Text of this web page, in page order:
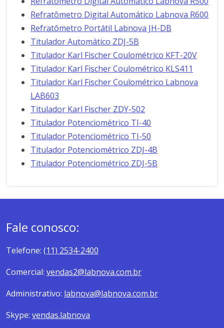
Refratômetro Digital Automático Labnova R600
Refratômetro Portátil Labnova JH-DB
Titulador Automático ZDJ-5B
Titulador Karl Fischer Coulométrico KFT-20V
Titulador Karl Fischer Coulométrico KLS411
Titulador Karl Fischer Coulométrico Labnova
LAB603
Titulador Karl Fischer ZDY-502
Titulador Potenciométrico TI-40
Titulador Potenciométrico TI-50
Titulador Potenciométrico ZDJ-4B
Titulador Potenciométrico ZDJ-5B
Fale conosco:
Telefone: (11) 2534-2400
Comercial: vendas2@labnova.com.br
Administrativo: labnova@labnova.com.br
Skype: vendas.labnova